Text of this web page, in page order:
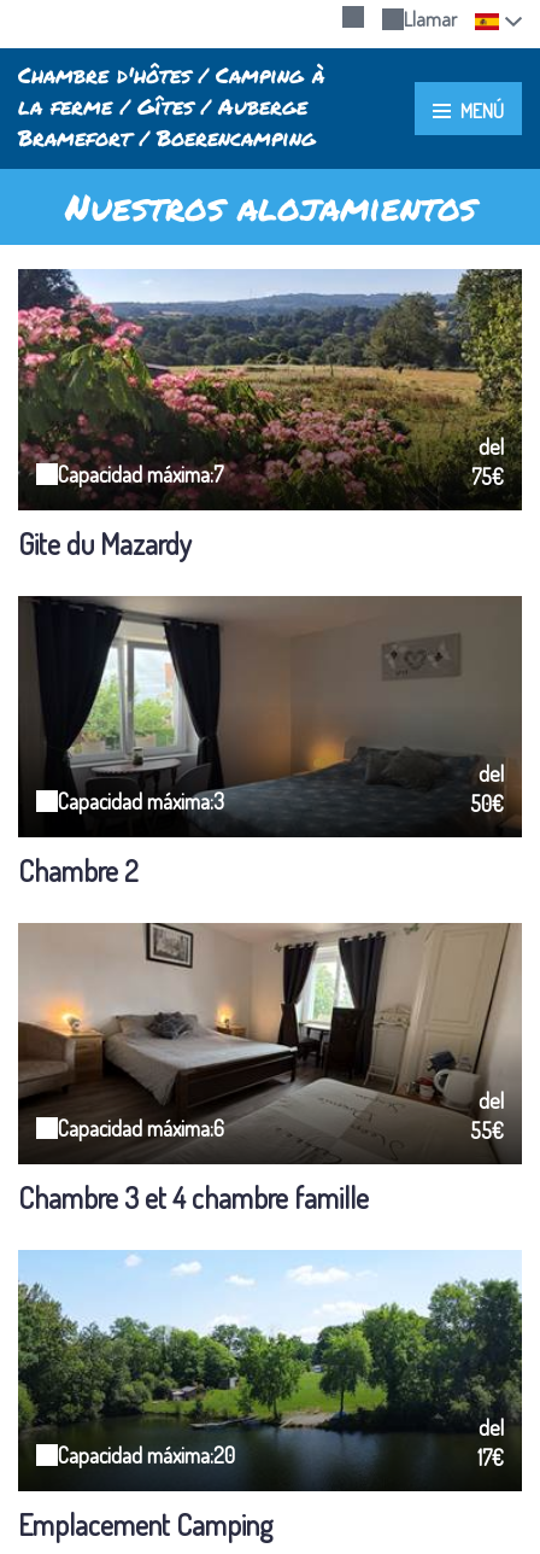
Llamar
Chambre d'hôtes / Camping à
la ferme / Gîtes / Auberge
Bramefort / Boerencamping
MENÚ
Nuestros alojamientos
del
75€
Capacidad máxima:7
Gite du Mazardy
del
50€
Capacidad máxima:3
Chambre 2
del
55€
Capacidad máxima:6
Chambre 3 et 4 chambre famille
del
17€
Capacidad máxima:20
Emplacement Camping